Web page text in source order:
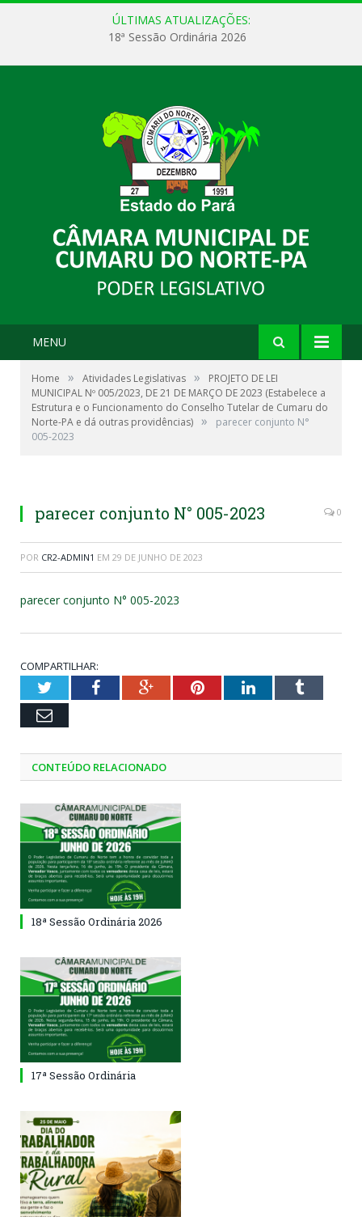
ÚLTIMAS ATUALIZAÇÕES:
18ª Sessão Ordinária 2026
MENU
Home » Atividades Legislativas »
PROJETO DE LEI
MUNICIPAL Nº 005/2023, DE 21 DE MARÇO DE 2023 (Estabelece a
Estrutura e o Funcionamento do Conselho Tutelar de Cumaru do
Norte-PA e dá outras providências) »
parecer conjunto N°
005-2023
parecer conjunto N° 005-2023 0
POR CR2-ADMIN1 EM 29 DE JUNHO DE 2023
parecer conjunto N° 005-2023
COMPARTILHAR:
TwitterFacebookGoogle+PinterestLinkedInTumblr
Email
CONTEÚDO RELACIONADO
18ª Sessão Ordinária 2026
17ª Sessão Ordinária